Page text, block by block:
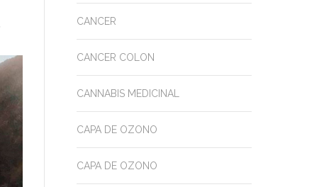
CANCER
CANCER COLON
CANNABIS MEDICINAL
CAPA DE OZONO
CAPA DE OZONO